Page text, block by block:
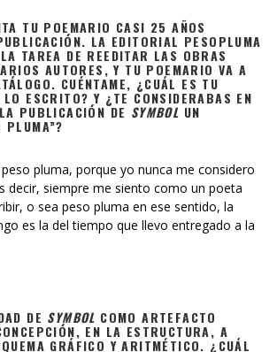
TU POEMARIO CASI 25 AÑOS
LA EDITORIAL PESOPLUMA
TAREA DE REEDITAR LAS OBRAS
AUTORES, Y TU POEMARIO VA A
CUÉNTAME, ¿CUÁL ES TU
ESCRITO? Y ¿TE CONSIDERABAS EN
PUBLICACIÓN DE SYMBOL UN
PLUMA”?
pluma, porque yo nunca me considero
decir, siempre me siento como un poeta
o sea peso pluma en ese sentido, la
es la del tiempo que llevo entregado a la
DE SYMBOL COMO ARTEFACTO
EN LA ESTRUCTURA, A
GRÁFICO Y ARITMÉTICO. ¿CUÁL